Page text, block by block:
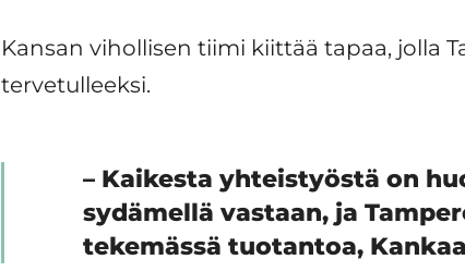
Kansan vihollisen tiimi kiittää tapaa, jolla
tervetulleeksi.
– Kaikesta yhteistyöstä on
sydämellä vastaan, ja
tekemässä tuotantoa,